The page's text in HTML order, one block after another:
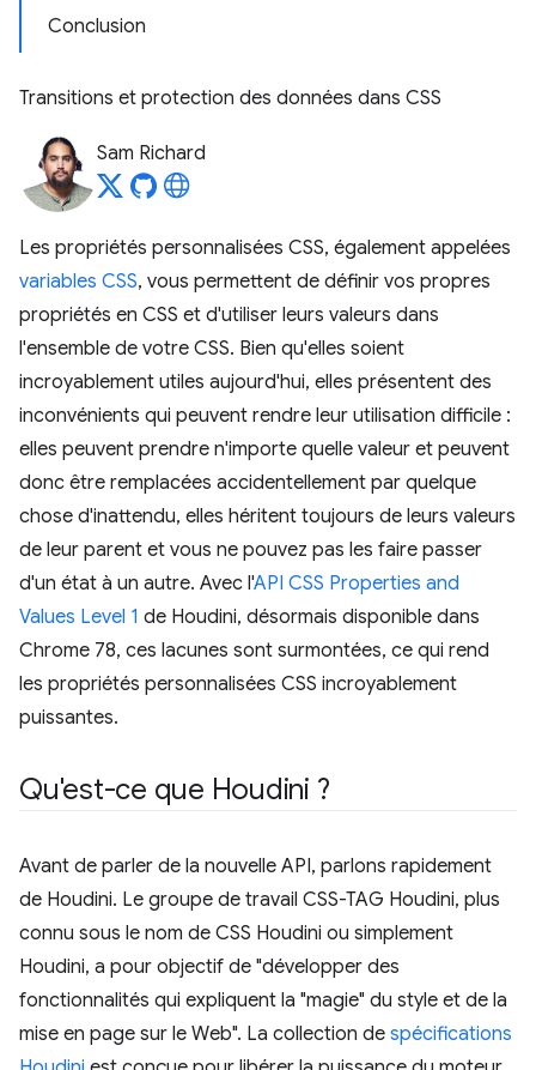
Conclusion
Transitions et protection des données dans CSS
Sam Richard
Les propriétés personnalisées CSS, également appelées
variables CSS, vous permettent de définir vos propres
propriétés en CSS et d'utiliser leurs valeurs dans
l'ensemble de votre CSS. Bien qu'elles soient
incroyablement utiles aujourd'hui, elles présentent des
inconvénients qui peuvent rendre leur utilisation difficile :
elles peuvent prendre n'importe quelle valeur et peuvent
donc être remplacées accidentellement par quelque
chose d'inattendu, elles héritent toujours de leurs valeurs
de leur parent et vous ne pouvez pas les faire passer
d'un état à un autre. Avec l'API CSS Properties and
Values Level 1 de Houdini, désormais disponible dans
Chrome 78, ces lacunes sont surmontées, ce qui rend
les propriétés personnalisées CSS incroyablement
puissantes.
Qu'est-ce que Houdini ?
Avant de parler de la nouvelle API, parlons rapidement
de Houdini. Le groupe de travail CSS-TAG Houdini, plus
connu sous le nom de CSS Houdini ou simplement
Houdini, a pour objectif de "développer des
fonctionnalités qui expliquent la "magie" du style et de la
mise en page sur le Web". La collection de spécifications